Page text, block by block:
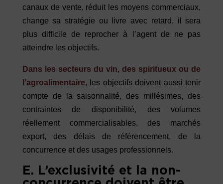
canaux de vente, réduit les moyens commerciaux,
change sa stratégie ou livre avec retard, il sera
plus difficile de reprocher à l’agent de ne pas
atteindre les objectifs.
Dans les secteurs du vin, des spiritueux ou de
l’agroalimentaire,les objectifs doivent aussi tenir
compte de la saisonnalité, des millésimes, des
contraintes de disponibilité, des volumes
réellement commercialisables, des marchés
export, des délais de référencement, de la
concurrence et des usages professionnels.
E. L’exclusivité et la non-